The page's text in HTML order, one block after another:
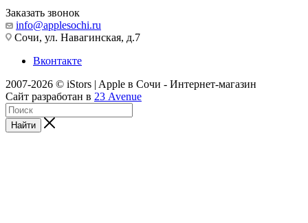
Заказать звонок
info@applesochi.ru
Сочи, ул. Навагинская, д.7
Вконтакте
2007-2026 © iStors | Apple в Сочи - Интернет-магазин
Сайт разработан в 23 Avenue
Найти